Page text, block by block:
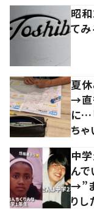
昭
てみ
夏
→直
に…
ちゃ
中
ん
→”
りし